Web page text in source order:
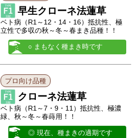
早生クローネ法蓮草
ベト病（R1～12・14・16）抵抗性、極
立性で多収の秋～冬～春まき品種！！
○ まもなく種まき時です
プロ向け品種
クローネ法蓮草
ベト病（R1～7・9・11）抵抗性、極濃
緑、秋～冬～春蒔用！！
◎ 現在、種まきの適期です